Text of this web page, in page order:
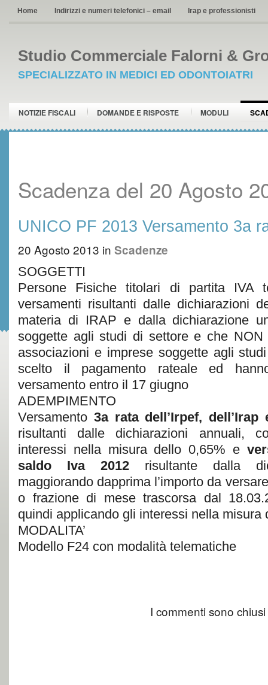
Home Indirizzi e numeri telefonici – email Irap e professionisti
Studio Commerciale Falorni &
SPECIALIZZATO IN MEDICI ED ODONTOIATRI
NOTIZIE FISCALI DOMANDE E RISPOSTE MODULI
Scadenza del 20 Agosto
UNICO PF 2013 Versamento 3a
20 Agosto 2013 in Scadenze
SOGGETTI
Persone Fisiche titolari di partita IVA
versamenti risultanti dalle dichiarazioni
materia di IRAP e dalla dichiarazione
soggette agli studi di settore e che NON
associazioni e imprese soggette agli
scelto il pagamento rateale ed
versamento entro il 17 giugno
ADEMPIMENTO
Versamento 3a rata dell’Irpef,
risultanti dalle dichiarazioni annuali,
interessi nella misura dello 0,65% e
saldo Iva 2012 risultante dalla
maggiorando dapprima l’importo da
o frazione di mese trascorsa dal
quindi applicando gli interessi nella misura
MODALITA’
Modello F24 con modalità telematiche
I commenti sono chiusi